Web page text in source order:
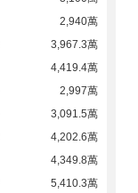
2,940萬
3,967.3萬
4,419.4萬
2,997萬
3,091.5萬
4,202.6萬
4,349.8萬
5,410.3萬